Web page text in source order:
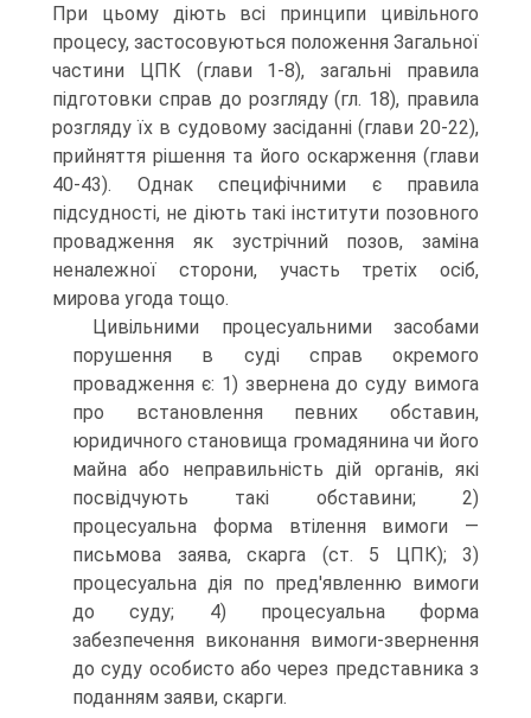
При цьому діють всі принципи цивільного
процесу, застосовуються положення Загальної
частини ЦПК (глави 1-8), загальні правила
підготовки справ до розгляду (гл. 18), правила
розгляду їх в судовому засіданні (глави 20-22),
прийняття рішення та його оскарження (глави
40-43). Однак специфічними є правила
підсудності, не діють такі інститути позовного
провадження як зустрічний позов, заміна
неналежної сторони, участь третіх осіб,
мирова угода тощо.
Цивільними процесуальними засобами
порушення в суді справ окремого
провадження є: 1) звернена до суду вимога
про встановлення певних обставин,
юридичного становища громадянина чи його
майна або неправильність дій органів, які
посвідчують такі обставини; 2)
процесуальна форма втілення вимоги —
письмова заява, скарга (ст. 5 ЦПК); 3)
процесуальна дія по пред'явленню вимоги
до суду; 4) процесуальна форма
забезпечення виконання вимоги-звернення
до суду особисто або через представника з
поданням заяви, скарги.